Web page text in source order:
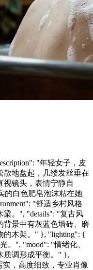
"年轻女子，皮
散地盘起，几缕发丝垂在
视镜头，表情宁静自
的白色肥皂泡沫粘在她
"舒适乡村风格
梁。", "details": "复古风
背景中有灰蓝色墙砖、磨
的木架。" }, "lighting": {
。", "mood": "情绪化、
质调形成平衡。" },
实，高度细致，专业肖像